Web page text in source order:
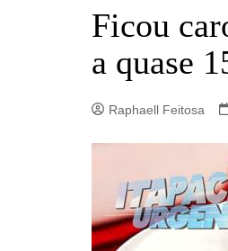
Ficou
a quase
Raphaell Feitosa